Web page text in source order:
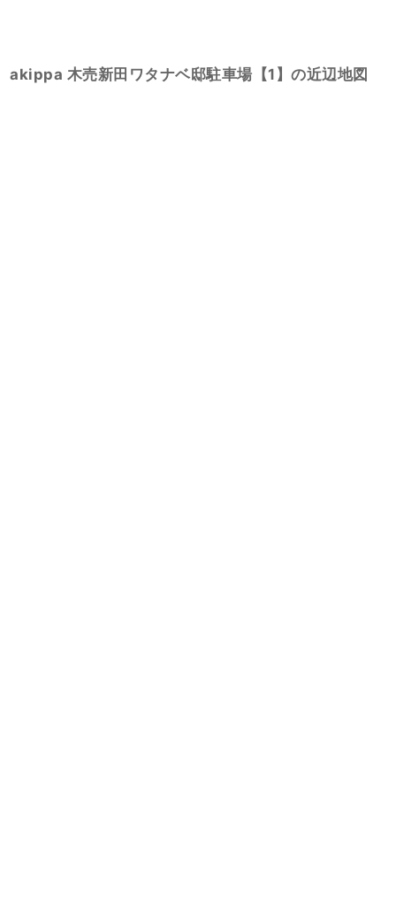
akippa 木売新田ワタナベ邸駐車場【1】の近辺地図